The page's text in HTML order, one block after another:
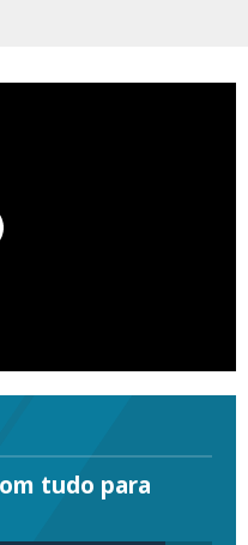
tudo para